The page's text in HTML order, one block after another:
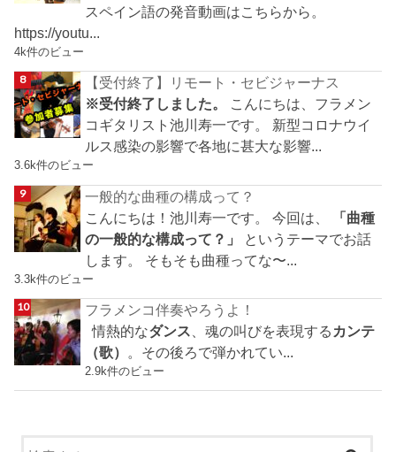
スペイン語の発音動画はこちらから。
https://youtu...
4k件のビュー
【受付終了】リモート・セビジャーナス
※受付終了しました。
こんにちは、フラメン
コギタリスト池川寿一です。 新型コロナウイ
ルス感染の影響で各地に甚大な影響...
3.6k件のビュー
一般的な曲種の構成って？
こんにちは！池川寿一です。 今回は、
「曲種
の一般的な構成って？」
というテーマでお話
します。 そもそも曲種ってな〜...
3.3k件のビュー
フラメンコ伴奏やろうよ！
情熱的なダンス 、魂の叫びを表現する カンテ
（歌） 。その後ろで弾かれてい...
2.9k件のビュー